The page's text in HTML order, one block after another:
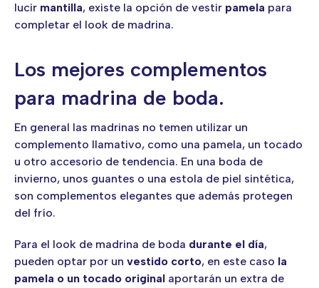
lucir mantilla, existe la opción de vestir pamela para
completar el look de madrina.
Los mejores complementos
para madrina de boda.
En general las madrinas no temen utilizar un
complemento llamativo, como una pamela, un tocado
u otro accesorio de tendencia. En una boda de
invierno, unos guantes o una estola de piel sintética,
son complementos elegantes que además protegen
del frío.
Para el look de madrina de boda durante el día,
pueden optar por un vestido corto, en este caso la
pamela o un tocado original aportarán un extra de